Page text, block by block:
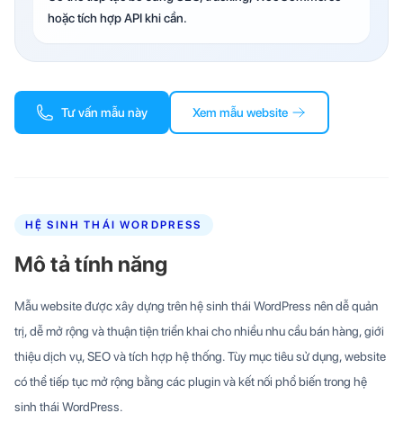
hoặc tích hợp API khi cần.
Tư vấn mẫu này Xem mẫu website
HỆ SINH THÁI WORDPRESS
Mô tả tính năng
Mẫu website được xây dựng trên hệ sinh thái WordPress nên dễ quản
trị, dễ mở rộng và thuận tiện triển khai cho nhiều nhu cầu bán hàng, giới
thiệu dịch vụ, SEO và tích hợp hệ thống. Tùy mục tiêu sử dụng, website
có thể tiếp tục mở rộng bằng các plugin và kết nối phổ biến trong hệ
sinh thái WordPress.